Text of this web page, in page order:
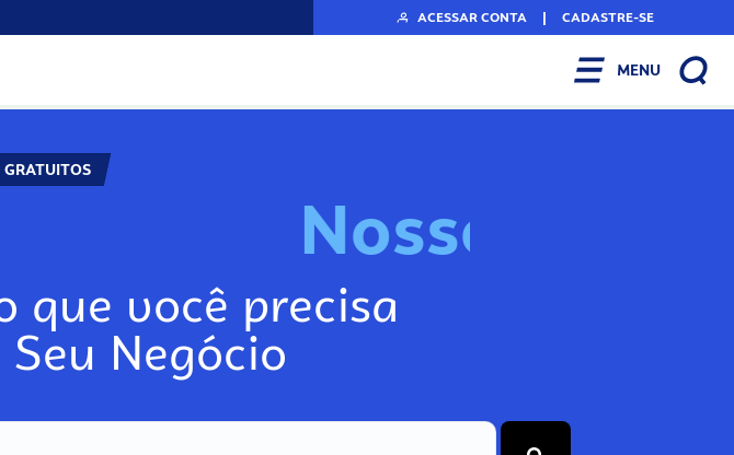
ACESSAR CONTA | CADASTRE-SE
MENU
Nosso
que você precisa
Negócio